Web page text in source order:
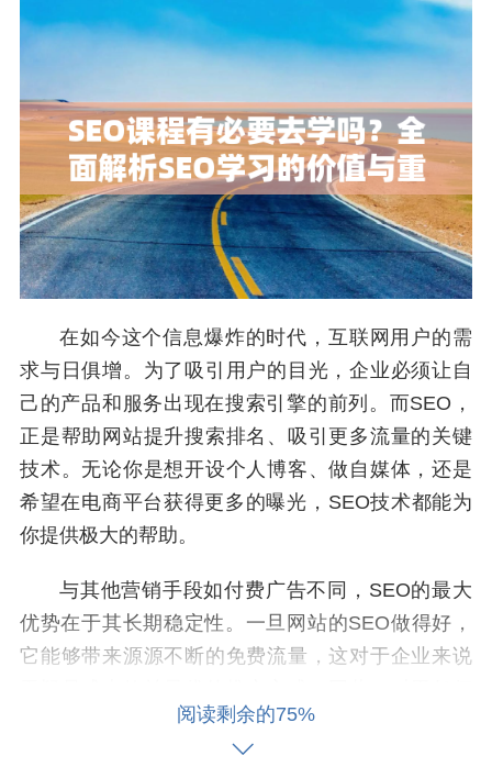
在如今这个信息爆炸的时代，互联网用户的需
求与日俱增。为了吸引用户的目光，企业必须让自
己的产品和服务出现在搜索引擎的前列。而SEO，
正是帮助网站提升搜索排名、吸引更多流量的关键
技术。无论你是想开设个人博客、做自媒体，还是
希望在电商平台获得更多的曝光，SEO技术都能为
你提供极大的帮助。
与其他营销手段如付费广告不同，SEO的最大
优势在于其长期稳定性。一旦网站的SEO做得好，
它能够带来源源不断的免费流量，这对于企业来说
想要提升在线竞争力的人来说，学习SEO课程显得
阅读剩余的75%